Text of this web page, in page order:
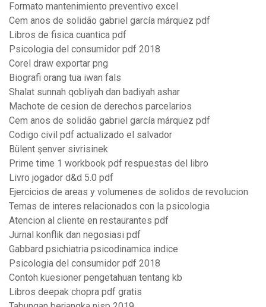
Formato mantenimiento preventivo excel
Cem anos de solidão gabriel garcía márquez pdf
Libros de fisica cuantica pdf
Psicologia del consumidor pdf 2018
Corel draw exportar png
Biografi orang tua iwan fals
Shalat sunnah qobliyah dan badiyah ashar
Machote de cesion de derechos parcelarios
Cem anos de solidão gabriel garcía márquez pdf
Codigo civil pdf actualizado el salvador
Bülent şenver sivrisinek
Prime time 1 workbook pdf respuestas del libro
Livro jogador d&d 5.0 pdf
Ejercicios de areas y volumenes de solidos de revolucion
Temas de interes relacionados con la psicologia
Atencion al cliente en restaurantes pdf
Jurnal konflik dan negosiasi pdf
Gabbard psichiatria psicodinamica indice
Psicologia del consumidor pdf 2018
Contoh kuesioner pengetahuan tentang kb
Libros deepak chopra pdf gratis